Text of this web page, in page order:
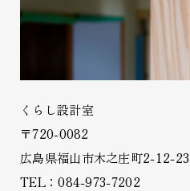
くらし設計室
〒720-0082
広島県福山市木之庄町2-12-23
TEL：084-973-7202